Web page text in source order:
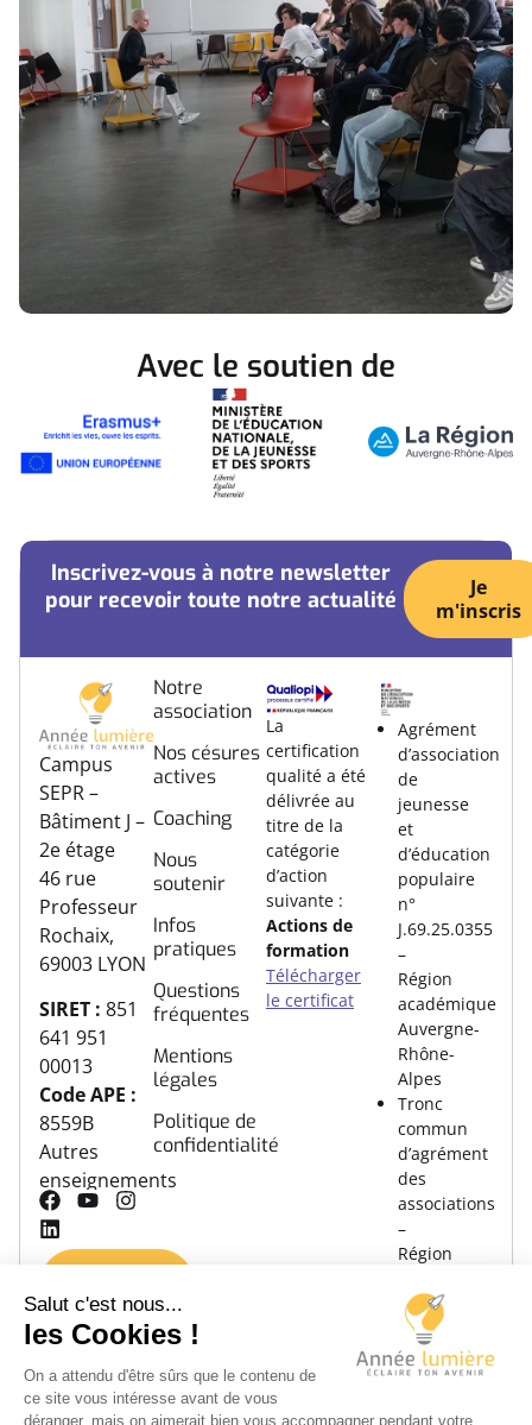
Avec le soutien de
Inscrivez-vous à notre newsletter
pour recevoir toute notre actualité
Je
m'inscris
Campus
SEPR –
Bâtiment J –
2e étage
46 rue
Professeur
Rochaix,
69003 LYON
SIRET : 851
641 951
00013
Code APE :
8559B
Autres
enseignements
contacter
Notre
association
Nos césures
actives
Coaching
Nous
soutenir
Infos
pratiques
Questions
fréquentes
Mentions
légales
Politique de
confidentialité
La
certification
qualité a été
délivrée au
titre de la
catégorie
d’action
suivante :
Actions de
formation
Télécharger
le certificat
Agrément
d’association
de
jeunesse
et
d’éducation
populaire
n°
J.69.25.0355
–
Région
académique
Auvergne-
Rhône-
Alpes
Tronc
commun
d’agrément
des
associations
–
Région
Auvergne-
Rhône-
Alpes